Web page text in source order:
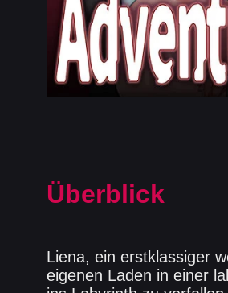
Überblick
Liena, ein erstklassiger
eigenen Laden in einer